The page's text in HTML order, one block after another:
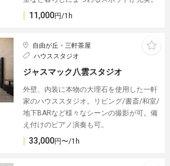
11,000円/1h
自由が丘・三軒茶屋
ハウススタジオ
ジャスマック八雲スタジオ
外壁、内装に本物の大理石を使用した一軒
家のハウススタジオ。リビング/書斎/和室/
地下BARなど様々なシーンの撮影が可。備
え付けのピアノ演奏も可。
33,000円〜/1h